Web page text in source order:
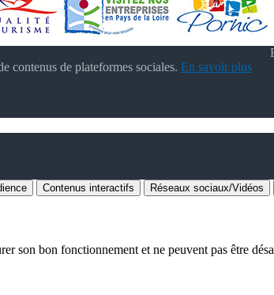
contenus de plateformes sociales. En savoir plus
Contenus interactifs Réseaux sociaux/Vidéos
son bon fonctionnement et ne peuvent pas être